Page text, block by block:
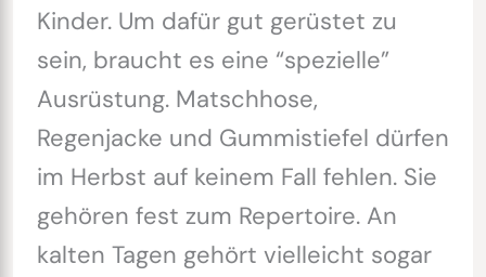
Kinder. Um dafür gut gerüstet zu
sein, braucht es eine “spezielle”
Ausrüstung. Matschhose,
Regenjacke und Gummistiefel dürfen
im Herbst auf keinem Fall fehlen. Sie
gehören fest zum Repertoire. An
kalten Tagen gehört vielleicht sogar